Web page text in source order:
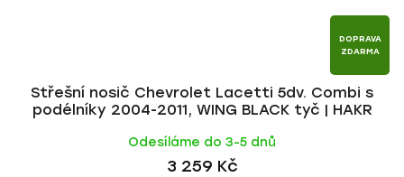
DOPRAVA
ZDARMA
Střešní nosič Chevrolet Lacetti 5dv. Combi s
podélníky 2004-2011, WING BLACK tyč | HAKR
Odesíláme do 3-5 dnů
3 259 Kč